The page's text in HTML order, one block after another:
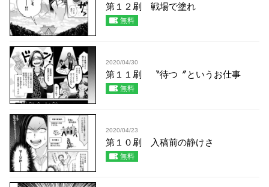
第１２刷 戦場で塗れ
無料
2020/04/30
第１１刷 〝待つ〞というお仕事
無料
2020/04/23
第１０刷 入稿前の静けさ
無料